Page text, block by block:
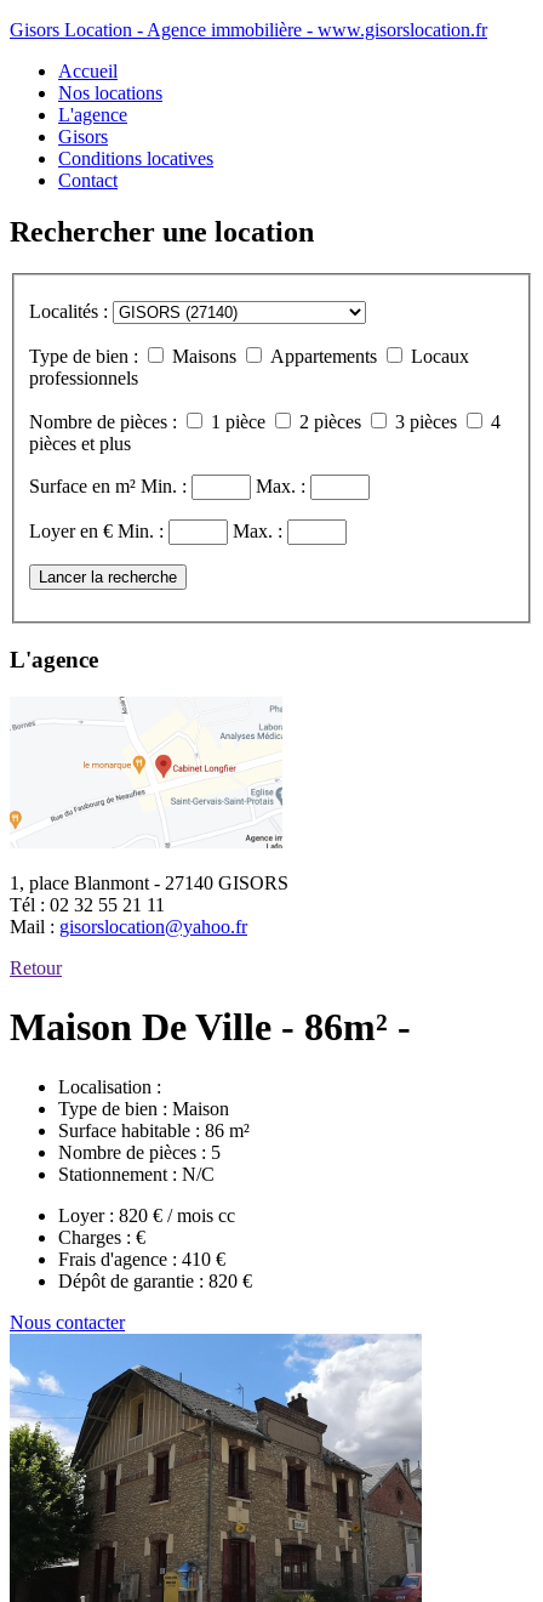
Gisors Location - Agence immobilière - www.gisorslocation.fr
Accueil
Nos locations
L'agence
Gisors
Conditions locatives
Contact
Rechercher une location
Localités :
Type de bien : Maisons Appartements
Locaux
professionnels
Nombre de pièces : 1 pièce 2 pièces 3 pièces
4
pièces et plus
Surface en m² Min. : Max. :
Loyer en € Min. : Max. :
Lancer la recherche
L'agence
1, place Blanmont - 27140 GISORS
Tél : 02 32 55 21 11
Mail : gisorslocation@yahoo.fr
Retour
Maison De Ville - 86m² -
Localisation :
Type de bien : Maison
Surface habitable : 86 m²
Nombre de pièces : 5
Stationnement : N/C
Loyer : 820 € / mois cc
Charges : €
Frais d'agence : 410 €
Dépôt de garantie : 820 €
Nous contacter